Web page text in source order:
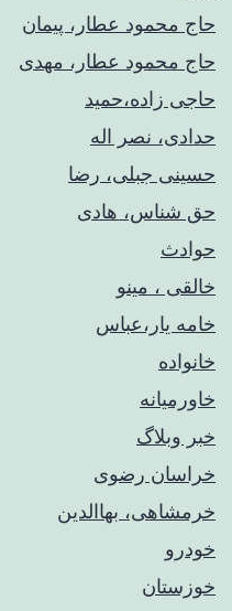
حاج محمود عطار، پیمان
حاج محمود عطار، مهدی
حاجی زاده،حمید
حدادی، نصر اله
حسینی جبلی، رضا
حق شناس، هادی
حوادث
خالقی ، مینو
خامه یار،عباس
خانواده
خاورمیانه
خبر وبلاگ
خراسان رضوی
خرمشاهی، بهاالدین
خودرو
خوزستان